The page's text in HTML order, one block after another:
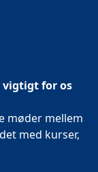
vigtigt for os
møder mellem
med kurser,